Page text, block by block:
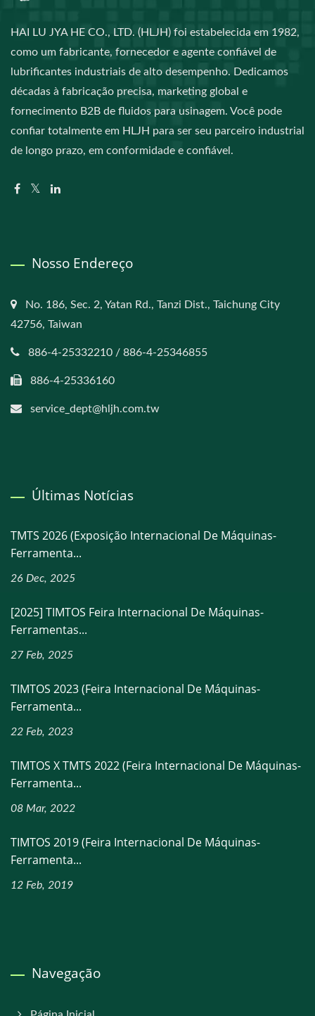
HAI LU JYA HE CO., LTD. (HLJH) foi estabelecida em 1982,
como um fabricante, fornecedor e agente confiável de
lubrificantes industriais de alto desempenho. Dedicamos
décadas à fabricação precisa, marketing global e
fornecimento B2B de fluidos para usinagem. Você pode
confiar totalmente em HLJH para ser seu parceiro industrial
de longo prazo, em conformidade e confiável.
Nosso Endereço
No. 186, Sec. 2, Yatan Rd., Tanzi Dist., Taichung City
42756, Taiwan
886-4-25332210 / 886-4-25346855
886-4-25336160
service_dept@hljh.com.tw
Últimas Notícias
TMTS 2026 (Exposição Internacional De Máquinas-
Ferramenta...
26 Dec, 2025
[2025] TIMTOS Feira Internacional De Máquinas-
Ferramentas...
27 Feb, 2025
TIMTOS 2023 (Feira Internacional De Máquinas-
Ferramenta...
22 Feb, 2023
TIMTOS X TMTS 2022 (Feira Internacional De Máquinas-
Ferramenta...
08 Mar, 2022
TIMTOS 2019 (Feira Internacional De Máquinas-
Ferramenta...
12 Feb, 2019
Navegação